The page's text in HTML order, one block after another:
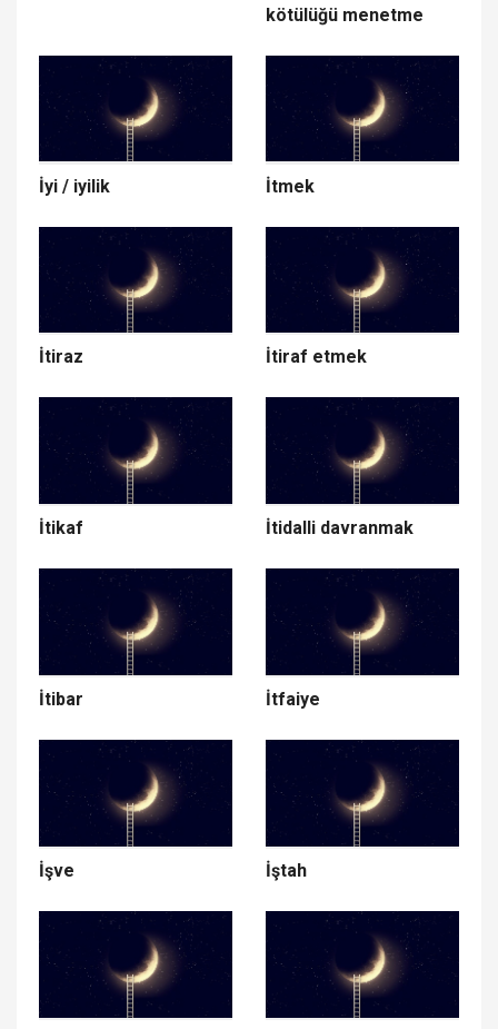
kötülüğü menetme
İyi / iyilik İtmek
İtiraz İtiraf etmek
İtikaf İtidalli davranmak
İtibar İtfaiye
İşve İştah